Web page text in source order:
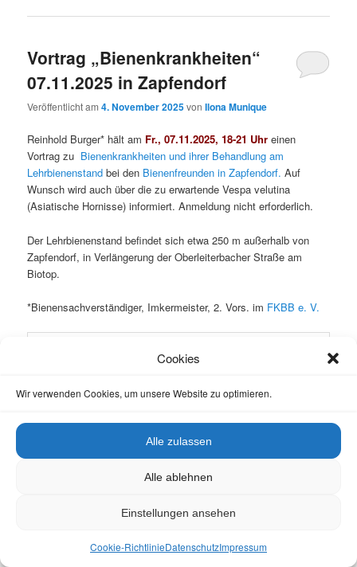
Cookies
Wir verwenden Cookies, um unsere Website zu optimieren.
Alle zulassen
Alle ablehnen
Einstellungen ansehen
Cookie-RichtlinieDatenschutzImpressum
Vortrag „Bienenkrankheiten“
07.11.2025 in Zapfendorf
Veröffentlicht am4. November 2025vonIlona Munique
Reinhold Burger* hält am Fr., 07.11.2025, 18-21 Uhr einen
Vortrag zu Bienenkrankheiten und ihrer Behandlung am
Lehrbienenstand bei den Bienenfreunden in Zapfendorf. Auf
Wunsch wird auch über die zu erwartende Vespa velutina
(Asiatische Hornisse) informiert. Anmeldung nicht erforderlich.
Der Lehrbienenstand befindet sich etwa 250 m außerhalb von
Zapfendorf, in Verlängerung der Oberleiterbacher Straße am
Biotop.
*Bienensachverständiger, Imkermeister, 2. Vors. im FKBB e. V.
Veröffentlicht unterAus den Vereinen,Bienenfeinde,
Termine "Bienen-leben-in-Bamberg"
Verschlagwortet mitAmerikanische Faulbrut,Amöbenruhr,
Bienenfreunde Zapfendorf
Varroabehandlung,Varroabekämpfung